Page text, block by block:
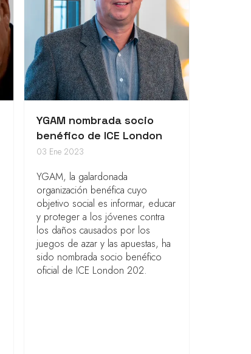
YGAM nombrada socio
benéfico de ICE London
03 Ene 2023
YGAM, la galardonada
organización benéfica cuyo
objetivo social es informar, educar
y proteger a los jóvenes contra
los daños causados por los
juegos de azar y las apuestas, ha
sido nombrada socio benéfico
oficial de ICE London 202.